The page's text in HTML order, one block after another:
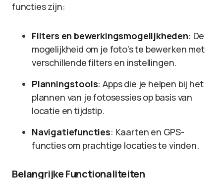
functies zijn:
Filters en bewerkingsmogelijkheden: De
mogelijkheid om je foto’s te bewerken met
verschillende filters en instellingen.
Planningstools: Apps die je helpen bij het
plannen van je fotosessies op basis van
locatie en tijdstip.
Navigatiefuncties: Kaarten en GPS-
functies om prachtige locaties te vinden.
Belangrijke Functionaliteiten